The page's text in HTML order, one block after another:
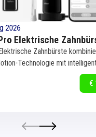
2026
Elektrische
Zahnbürste
Technologie mit
€